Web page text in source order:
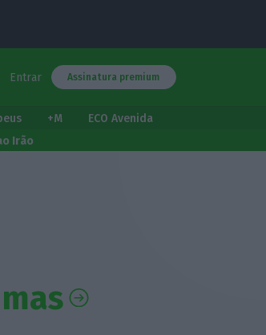
Entrar Assinatura premium
+M
ECO Avenida
Irão